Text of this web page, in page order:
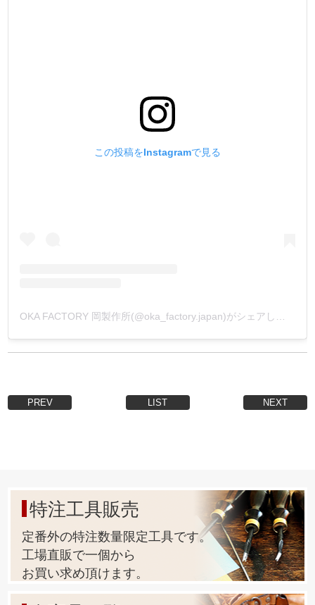
この投稿をInstagramで見る
PREV LIST NEXT
特注工具販売
定番外の特注数量限定工具です。
工場直販で一個から
お買い求め頂けます。